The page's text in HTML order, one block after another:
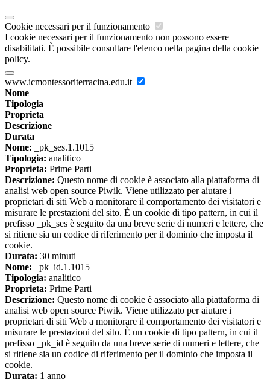
Cookie necessari per il funzionamento
I cookie necessari per il funzionamento non possono essere
disabilitati. È possibile consultare l'elenco nella pagina della cookie
policy.
www.icmontessoriterracina.edu.it
Nome
Tipologia
Proprieta
Descrizione
Durata
Nome: _pk_ses.1.1015
Tipologia: analitico
Proprieta: Prime Parti
Descrizione: Questo nome di cookie è associato alla piattaforma di
analisi web open source Piwik. Viene utilizzato per aiutare i
proprietari di siti Web a monitorare il comportamento dei visitatori e
misurare le prestazioni del sito. È un cookie di tipo pattern, in cui il
prefisso _pk_ses è seguito da una breve serie di numeri e lettere, che
si ritiene sia un codice di riferimento per il dominio che imposta il
cookie.
Durata: 30 minuti
Nome: _pk_id.1.1015
Tipologia: analitico
Proprieta: Prime Parti
Descrizione: Questo nome di cookie è associato alla piattaforma di
analisi web open source Piwik. Viene utilizzato per aiutare i
proprietari di siti Web a monitorare il comportamento dei visitatori e
misurare le prestazioni del sito. È un cookie di tipo pattern, in cui il
prefisso _pk_id è seguito da una breve serie di numeri e lettere, che
si ritiene sia un codice di riferimento per il dominio che imposta il
cookie.
Durata: 1 anno